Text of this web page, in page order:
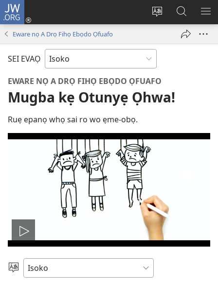
JW.ORG
Nwene
Ro
Eva
window)
Gwọlọ
JW.ORG
Eware nọ A Drọ Fihọ Ebọdo Ọfuafo
SEI EVAỌ
EWARE NỌ A DRỌ FIHỌ EBỌDO ỌFUAFO
Mugba kẹ Otunyẹ Ọhwa!
Ruẹ epanọ whọ sai ro wo ẹme-obọ.
Kporo
ividio
Salọ
Ẹvẹrẹ